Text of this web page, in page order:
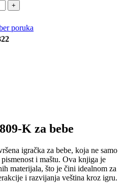
+
poruka
K za bebe
igračka za bebe, koja ne samo
i maštu. Ova knjiga je
materijala, što je čini idealnom za
i razvijanja veština kroz igru.